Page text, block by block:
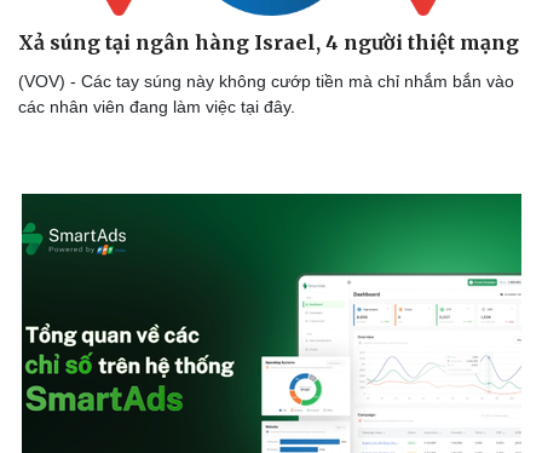
Xả súng tại ngân hàng Israel, 4 người thiệt mạng
(VOV) - Các tay súng này không cướp tiền mà chỉ nhắm bắn vào
các nhân viên đang làm việc tại đây.